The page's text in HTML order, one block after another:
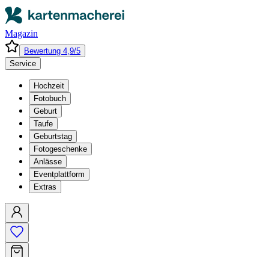
Magazin
Bewertung 4,9/5
Service
Hochzeit
Fotobuch
Geburt
Taufe
Geburtstag
Fotogeschenke
Anlässe
Eventplattform
Extras